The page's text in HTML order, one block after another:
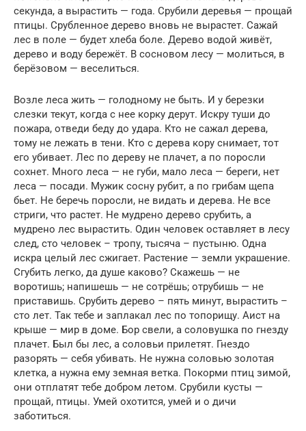
секунда, а вырастить — года. Срубили деревья — прощай
птицы. Срубленное дерево вновь не вырастет. Сажай
лес в поле — будет хлеба боле. Дерево водой живёт,
дерево и воду бережёт. В сосновом лесу — молиться, в
берёзовом — веселиться.
Возле леса жить — голодному не быть. И у березки
слезки текут, когда с нее корку дерут. Искру туши до
пожара, отведи беду до удара. Кто не сажал дерева,
тому не лежать в тени. Кто с дерева кору снимает, тот
его убивает. Лес по дереву не плачет, а по поросли
сохнет. Много леса — не губи, мало леса — береги, нет
леса — посади. Мужик сосну рубит, а по грибам щепа
бьет. Не беречь поросли, не видать и дерева. Не все
стриги, что растет. Не мудрено дерево срубить, а
мудрено лес вырастить. Один человек оставляет в лесу
след, сто человек – тропу, тысяча – пустыню. Одна
искра целый лес сжигает. Растение — земли украшение.
Сгубить легко, да душе каково? Скажешь — не
воротишь; напишешь — не сотрёшь; отрубишь — не
приставишь. Срубить дерево – пять минут, вырастить –
сто лет. Так тебе и заплакал лес по топорищу. Аист на
крыше — мир в доме. Бор свели, а соловушка по гнезду
плачет. Был бы лес, а соловьи прилетят. Гнездо
разорять — себя убивать. Не нужна соловью золотая
клетка, а нужна ему земная ветка. Покорми птиц зимой,
они отплатят тебе добром летом. Срубили кусты —
прощай, птицы. Умей охотится, умей и о дичи
заботиться.